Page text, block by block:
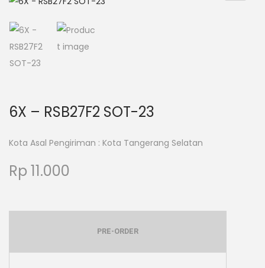
6X – RSB27F2 SOT-23
Kota Asal Pengiriman : Kota Tangerang Selatan
Rp 11.000
PRE-ORDER